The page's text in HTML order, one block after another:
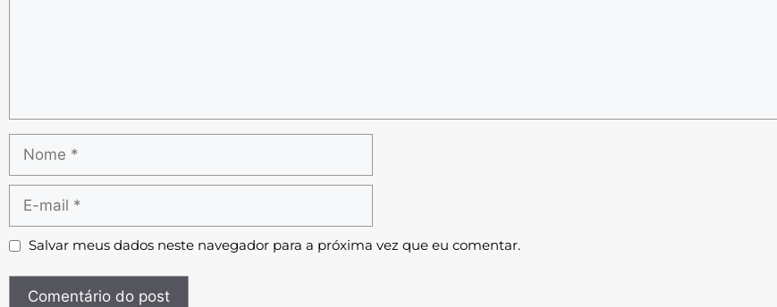
Salvar meus dados neste navegador para a próxima vez que eu comentar.